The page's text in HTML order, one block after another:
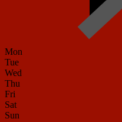
Mon
Tue
Wed
Thu
Fri
Sat
Sun